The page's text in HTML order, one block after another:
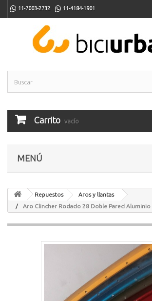
11-7003-2732 11-4184-1901
Carrito vacío
MENÚ
Repuestos
Aros y llantas
Aro Clincher Rodado 28 Doble Pared